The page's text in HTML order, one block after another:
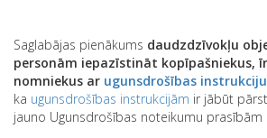
Saglabājas pienākums daudzdzīvokļu
personām iepazīstināt kopīpašniekus,
nomniekus ar ugunsdrošības instrukciju
ka ugunsdrošības instrukcijām ir jābūt
jauno Ugunsdrošības noteikumu prasībām